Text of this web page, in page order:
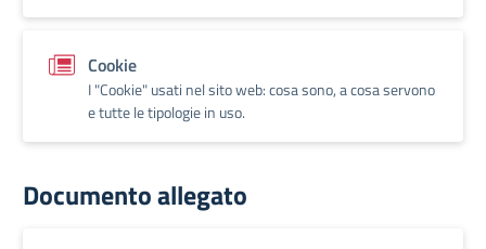
Cookie
I "Cookie" usati nel sito web: cosa sono, a cosa servono
e tutte le tipologie in uso.
Documento allegato